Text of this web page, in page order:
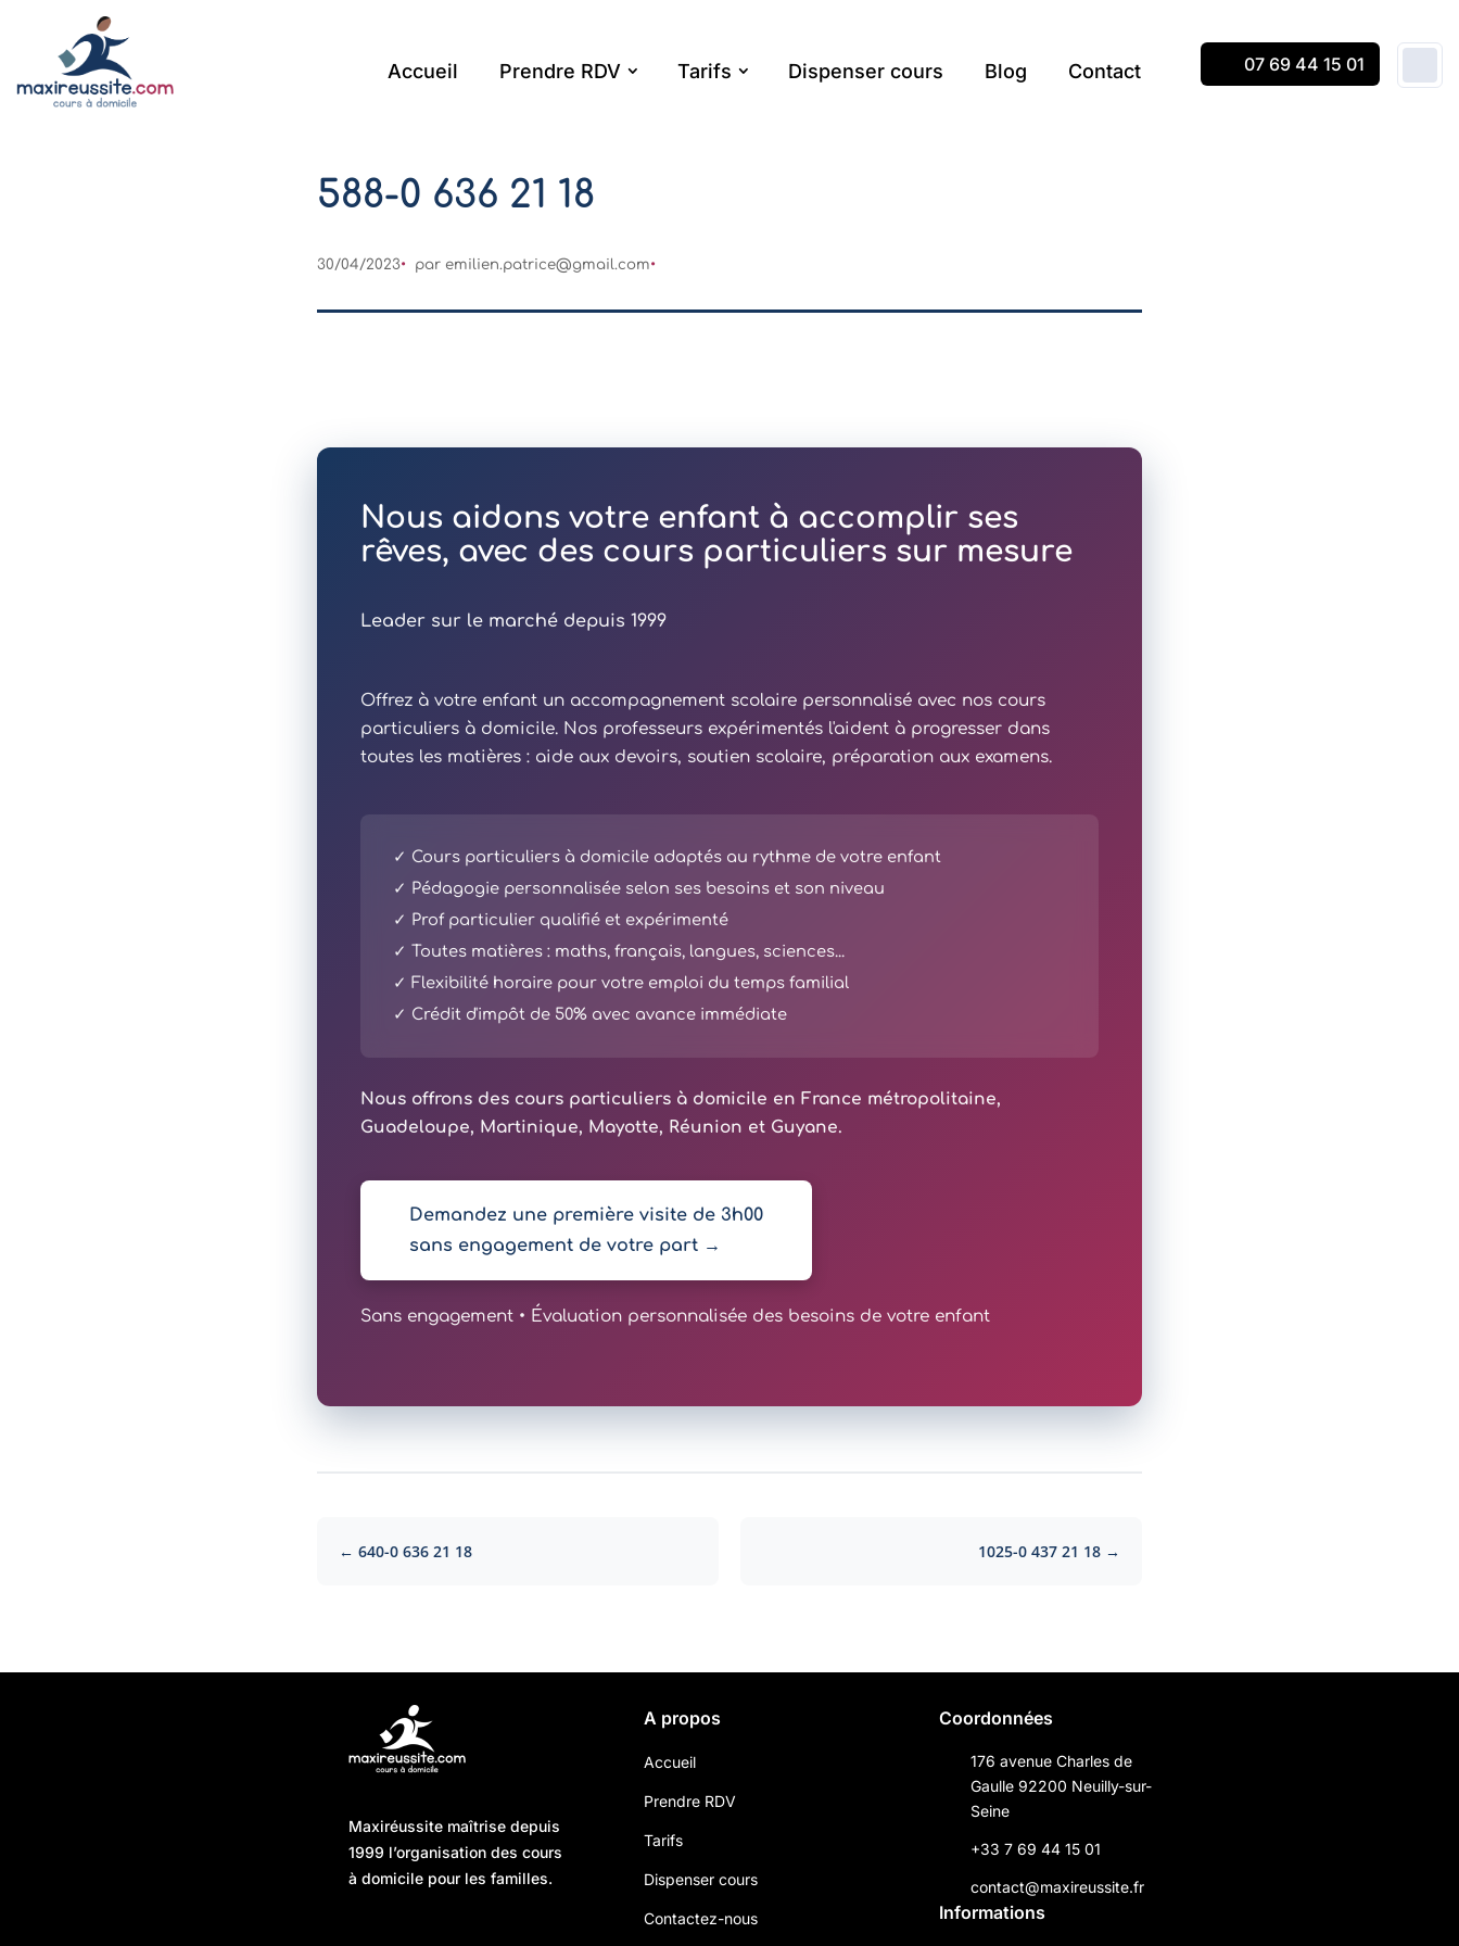
Accueil Prendre RDV Tarifs Dispenser cours Blog Contact 07 69 44 15 01
588-0 636 21 18
30/04/2023 par emilien.patrice@gmail.com
Nous aidons votre enfant à accomplir ses
rêves, avec des cours particuliers sur mesure
Leader sur le marché depuis 1999
Offrez à votre enfant un accompagnement scolaire personnalisé avec nos cours
particuliers à domicile. Nos professeurs expérimentés l'aident à progresser dans
toutes les matières : aide aux devoirs, soutien scolaire, préparation aux examens.
✓ Cours particuliers à domicile adaptés au rythme de votre enfant
✓ Pédagogie personnalisée selon ses besoins et son niveau
✓ Prof particulier qualifié et expérimenté
✓ Toutes matières : maths, français, langues, sciences...
✓ Flexibilité horaire pour votre emploi du temps familial
✓ Crédit d'impôt de 50% avec avance immédiate
Nous offrons des cours particuliers à domicile en France métropolitaine,
Guadeloupe, Martinique, Mayotte, Réunion et Guyane.
Demandez une première visite de 3h00
sans engagement de votre part →
Sans engagement • Évaluation personnalisée des besoins de votre enfant
← 640-0 636 21 18 1025-0 437 21 18 →
Maxiréussite maîtrise depuis
1999 l’organisation des cours
à domicile pour les familles.
A propos
Accueil
Prendre RDV
Tarifs
Dispenser cours
Contactez-nous
Coordonnées
176 avenue Charles de
Gaulle 92200 Neuilly-sur-
Seine
+33 7 69 44 15 01
contact@maxireussite.fr
Informations